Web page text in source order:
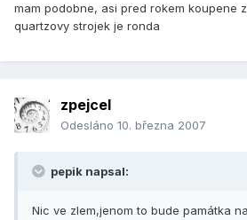
mam podobne, asi pred rokem koupene
quartzovy strojek je ronda
zpejcel
Odesláno 10. března 2007
pepik napsal:
Nic ve zlem,jenom to bude památka